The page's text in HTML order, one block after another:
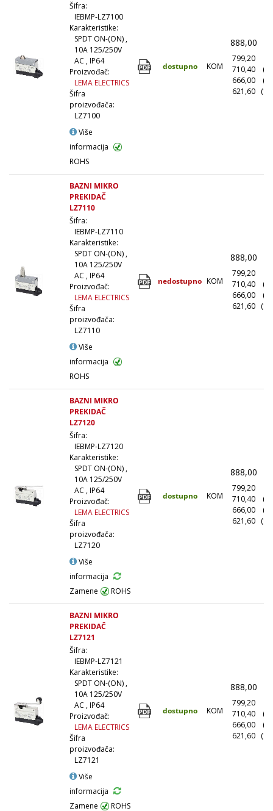
Šifra:
IEBMP-LZ7100
Karakteristike:
SPDT ON-(ON) ,
10A 125/250V
AC , IP64
Proizvođač:
LEMA ELECTRICS
Šifra
proizvođača:
LZ7100
Više
informacija
ROHS
dostupno KOM
888,00
799,20
710,40
666,00
621,60
BAZNI MIKRO
PREKIDAČ
LZ7110
Šifra:
IEBMP-LZ7110
Karakteristike:
SPDT ON-(ON) ,
10A 125/250V
AC , IP64
Proizvođač:
LEMA ELECTRICS
Šifra
proizvođača:
LZ7110
Više
informacija
ROHS
nedostupno KOM
888,00
799,20
710,40
666,00
621,60
BAZNI MIKRO
PREKIDAČ
LZ7120
Šifra:
IEBMP-LZ7120
Karakteristike:
SPDT ON-(ON) ,
10A 125/250V
AC , IP64
Proizvođač:
LEMA ELECTRICS
Šifra
proizvođača:
LZ7120
Više
informacija
Zamene
ROHS
dostupno KOM
888,00
799,20
710,40
666,00
621,60
BAZNI MIKRO
PREKIDAČ
LZ7121
Šifra:
IEBMP-LZ7121
Karakteristike:
SPDT ON-(ON) ,
10A 125/250V
AC , IP64
Proizvođač:
LEMA ELECTRICS
Šifra
proizvođača:
LZ7121
Više
informacija
Zamene
ROHS
dostupno KOM
888,00
799,20
710,40
666,00
621,60